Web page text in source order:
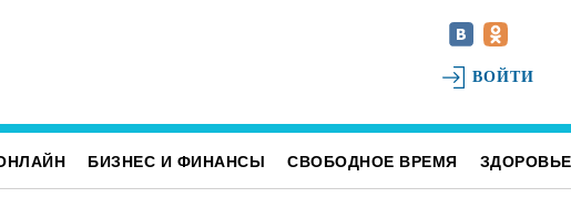
ВОЙТИ
БИЗНЕС И ФИНАНСЫ СВОБОДНОЕ ВРЕМЯ ЗДОРОВЬЕ